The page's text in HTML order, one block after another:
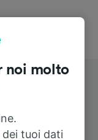
noi molto
tuoi dati